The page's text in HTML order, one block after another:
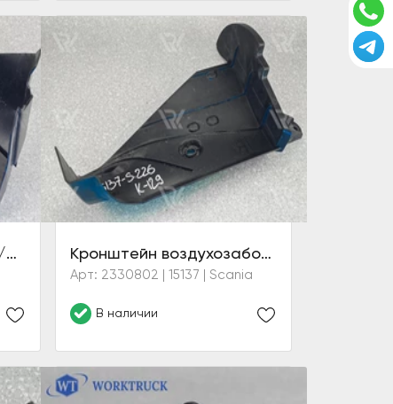
Отстойник топлива CL/CP/CG (6 серия) Кронштейн воздухозаборника CR/CS (6 серия)
Арт: 2330802 | 15137 | Scania
В наличии